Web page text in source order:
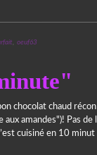
, oeuf63
chocolat chaud récon
amandes")! Pas de l
cuisiné en 10 minut